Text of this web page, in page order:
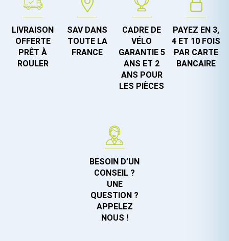
LIVRAISON
OFFERTE
PRÊT À
ROULER
SAV DANS
TOUTE LA
FRANCE
CADRE DE
VÉLO
GARANTIE 5
ANS ET 2
ANS POUR
LES PIÈCES
PAYEZ EN 3,
4 ET 10 FOIS
PAR CARTE
BANCAIRE
BESOIN D’UN
CONSEIL ?
UNE
QUESTION ?
APPELEZ
NOUS !